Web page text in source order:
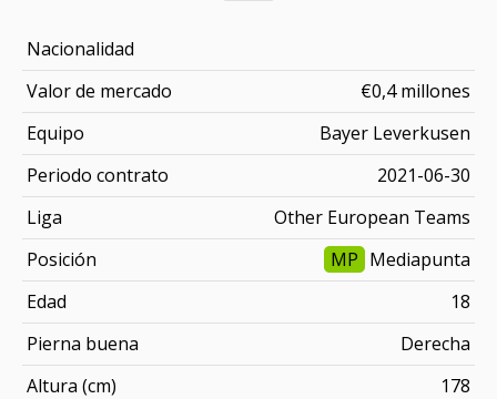
Nacionalidad
Valor de mercado
€0,4 millones
Equipo
Bayer Leverkusen
Periodo contrato
2021-06-30
Liga
Other European Teams
Posición
MP Mediapunta
Edad
18
Pierna buena
Derecha
Altura (cm)
178